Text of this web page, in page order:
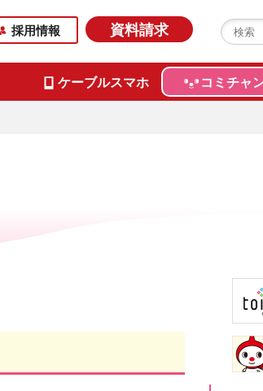
採用情報 資料請求
ケーブルスマホ コミチャ